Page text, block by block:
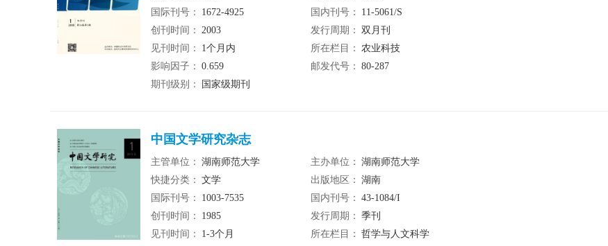
国际刊号：
1672-4925 国内刊号：
11-5061/S
创刊时间： 2003 发行周期： 双月刊
见刊时间：
1个月内 所在栏目： 农业科技
影响因子： 0.659 邮发代号： 80-287
期刊级别：
国家级期刊
中国文学研究杂志
主管单位： 湖南师范大学 主办单位： 湖南师范大学
快捷分类： 文学 出版地区： 湖南
国际刊号：
1003-7535 国内刊号： 43-1084/I
创刊时间：
1985 发行周期： 季刊
见刊时间：
1-3个月 所在栏目： 哲学与人文科学